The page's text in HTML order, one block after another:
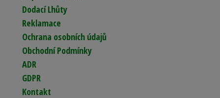
Dodací Lhůty
Reklamace
Ochrana osobních údajů
Obchodní Podmínky
ADR
GDPR
Kontakt